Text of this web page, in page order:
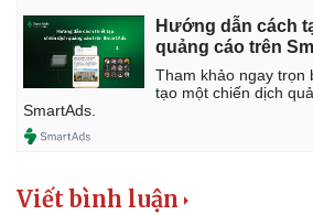
Doanh nghiệp
Thông tin doanh nghiệp
Vì cộng đồng
Công
Hướng dẫn cách
quảng cáo trên
Tham khảo ngay trọn
tạo một chiến dịch
SmartAds.
Viết bình luận